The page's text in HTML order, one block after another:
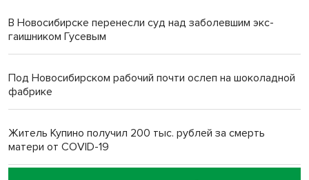
В Новосибирске перенесли суд над заболевшим экс-
гаишником Гусевым
Под Новосибирском рабочий почти ослеп на шоколадной
фабрике
Житель Купино получил 200 тыс. рублей за смерть
матери от COVID-19